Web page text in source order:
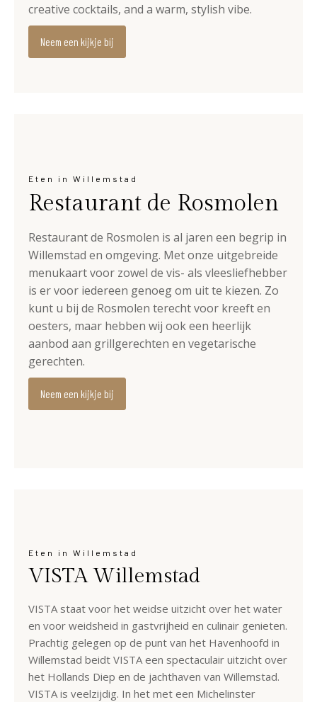
creative cocktails, and a warm, stylish vibe.
Neem een kijkje bij
Eten in Willemstad
Restaurant de Rosmolen
Restaurant de Rosmolen is al jaren een begrip in
Willemstad en omgeving. Met onze uitgebreide
menukaart voor zowel de vis- als vleesliefhebber
is er voor iedereen genoeg om uit te kiezen. Zo
kunt u bij de Rosmolen terecht voor kreeft en
oesters, maar hebben wij ook een heerlijk
aanbod aan grillgerechten en vegetarische
gerechten.
Neem een kijkje bij
Eten in Willemstad
VISTA Willemstad
VISTA staat voor het weidse uitzicht over het water
en voor weidsheid in gastvrijheid en culinair genieten.
Prachtig gelegen op de punt van het Havenhoofd in
Willemstad beidt VISTA een spectaculair uitzicht over
het Hollands Diep en de jachthaven van Willemstad.
VISTA is veelzijdig. In het met een Michelinster